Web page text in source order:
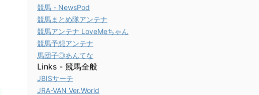
競馬 - NewsPod
競馬まとめ隊アンテナ
競馬アンテナ LoveMeちゃん
競馬予想アンテナ
馬団子◎あんてな
Links - 競馬全般
JBISサーチ
JRA-VAN Ver.World